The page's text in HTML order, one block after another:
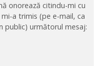
onorează citindu-mi cu
a trimis (pe e-mail, ca
public) următorul mesaj: